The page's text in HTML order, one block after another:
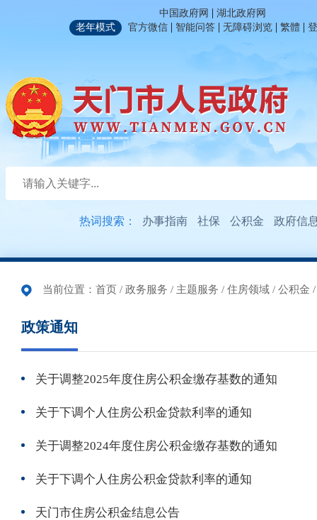
中国政府网 | 湖北政府网
老年模式
官方微信 | 智能问答 | 无障碍浏览 | 繁體 |
热词搜索： 办事指南 社保 公积金 政府信
当前位置： 首页 / 政务服务 / 主题服务 / 住房领域 / 公积金
政策通知
关于调整2025年度住房公积金缴存基数的通知
关于下调个人住房公积金贷款利率的通知
关于调整2024年度住房公积金缴存基数的通知
关于下调个人住房公积金贷款利率的通知
天门市住房公积金结息公告